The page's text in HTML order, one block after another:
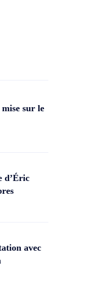
sur le
d’Éric
avec